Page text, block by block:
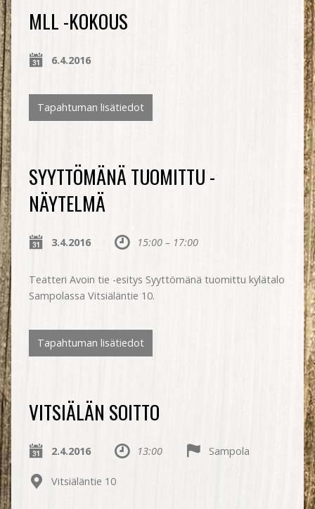
MLL -KOKOUS
6.4.2016
Tapahtuman lisätiedot
SYYTTÖMÄNÄ TUOMITTU -
NÄYTELMÄ
3.4.2016 15:00 – 17:00
Teatteri Avoin tie -esitys Syyttömänä tuomittu kylätalo
Sampolassa Vitsiäläntie 10.
Tapahtuman lisätiedot
VITSIÄLÄN SOITTO
2.4.2016 13:00 Sampola
Vitsiäläntie 10